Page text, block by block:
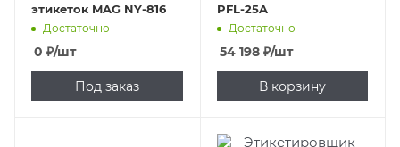
этикеток MAG NY-816
Достаточно
0 ₽/шт
Под заказ
PFL-25A
Достаточно
54 198₽/шт
В корзину